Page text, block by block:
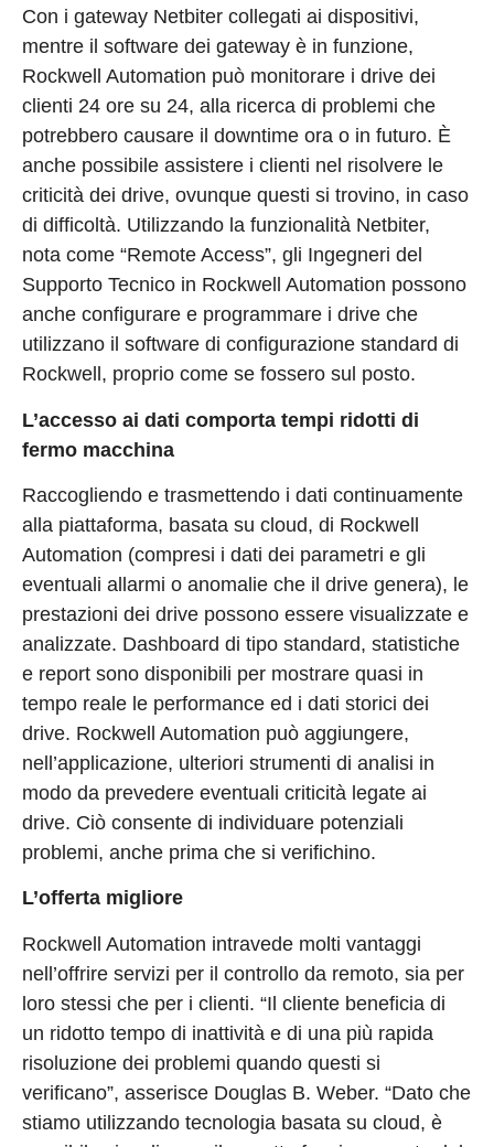
Con i gateway Netbiter collegati ai dispositivi,
mentre il software dei gateway è in funzione,
Rockwell Automation può monitorare i drive dei
clienti 24 ore su 24, alla ricerca di problemi che
potrebbero causare il downtime ora o in futuro. È
anche possibile assistere i clienti nel risolvere le
criticità dei drive, ovunque questi si trovino, in caso
di difficoltà. Utilizzando la funzionalità Netbiter,
nota come “Remote Access”, gli Ingegneri del
Supporto Tecnico in Rockwell Automation possono
anche configurare e programmare i drive che
utilizzano il software di configurazione standard di
Rockwell, proprio come se fossero sul posto.
L’accesso ai dati comporta tempi ridotti di
fermo macchina
Raccogliendo e trasmettendo i dati continuamente
alla piattaforma, basata su cloud, di Rockwell
Automation (compresi i dati dei parametri e gli
eventuali allarmi o anomalie che il drive genera), le
prestazioni dei drive possono essere visualizzate e
analizzate. Dashboard di tipo standard, statistiche
e report sono disponibili per mostrare quasi in
tempo reale le performance ed i dati storici dei
drive. Rockwell Automation può aggiungere,
nell’applicazione, ulteriori strumenti di analisi in
modo da prevedere eventuali criticità legate ai
drive. Ciò consente di individuare potenziali
problemi, anche prima che si verifichino.
L’offerta migliore
Rockwell Automation intravede molti vantaggi
nell’offrire servizi per il controllo da remoto, sia per
loro stessi che per i clienti. “Il cliente beneficia di
un ridotto tempo di inattività e di una più rapida
risoluzione dei problemi quando questi si
verificano”, asserisce Douglas B. Weber. “Dato che
stiamo utilizzando tecnologia basata su cloud, è